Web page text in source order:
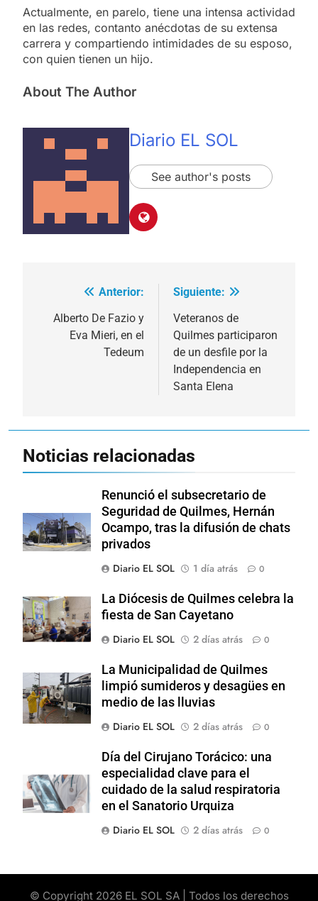
Actualmente, en parelo, tiene una intensa actividad
en las redes, contanto anécdotas de su extensa
carrera y compartiendo intimidades de su esposo,
con quien tienen un hijo.
About The Author
Diario EL SOL
See author's posts
Navegación
de
Anterior:
Alberto De Fazio y
Eva Mieri, en el
Tedeum
Siguiente:
Veteranos de
Quilmes participaron
de un desfile por la
Independencia en
Santa Elena
Noticias relacionadas
Renunció el subsecretario de
Seguridad de Quilmes, Hernán
Ocampo, tras la difusión de chats
privados
Diario EL SOL
1 día atrás 0
La Diócesis de Quilmes celebra la
fiesta de San Cayetano
Diario EL SOL
2 días atrás 0
La Municipalidad de Quilmes
limpió sumideros y desagües en
medio de las lluvias
Diario EL SOL
2 días atrás 0
Día del Cirujano Torácico: una
especialidad clave para el
cuidado de la salud respiratoria
en el Sanatorio Urquiza
Diario EL SOL
2 días atrás 0
© Copyright 2026 EL SOL SA | Todos los derechos